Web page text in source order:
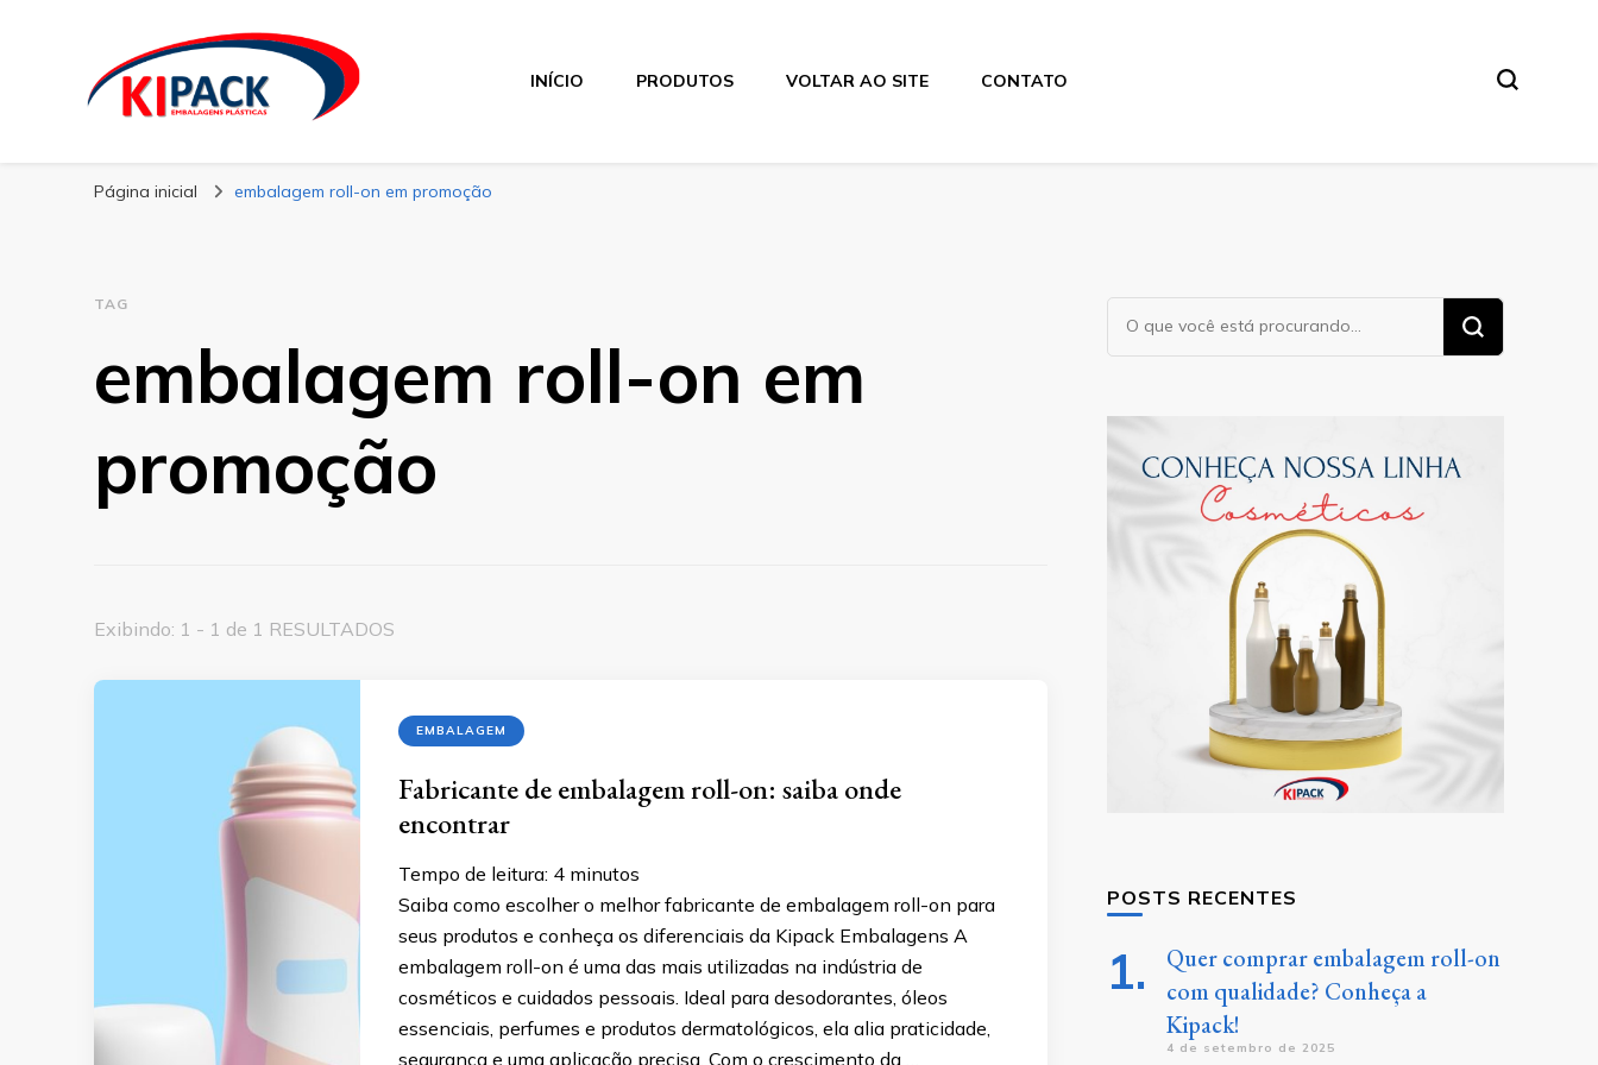
Kipack
INÍCIO PRODUTOS VOLTAR AO SITE CONTATO
Página inicial embalagem roll-on em promoção
TAG
embalagem roll-on em
promoção
Exibindo: 1 - 1 de 1 RESULTADOS
EMBALAGEM
Fabricante de embalagem roll-on: saiba onde
encontrar
Tempo de leitura: 4 minutos
Saiba como escolher o melhor fabricante de embalagem roll-on para
seus produtos e conheça os diferenciais da Kipack Embalagens A
embalagem roll-on é uma das mais utilizadas na indústria de
cosméticos e cuidados pessoais. Ideal para desodorantes, óleos
essenciais, perfumes e produtos dermatológicos, ela alia praticidade,
segurança e uma aplicação precisa. Com o crescimento da …
Procurando
algo?
POSTS RECENTES
Quer comprar embalagem roll-on
com qualidade? Conheça a
Kipack!
4 de setembro de 2025